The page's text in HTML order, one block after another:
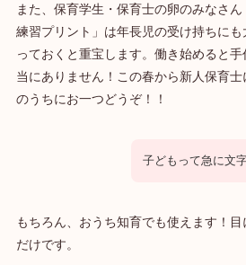
また、保育学生・保育士の卵のみなさ
練習プリント」は年長児の受け持ちに
っておくと重宝します。働き始めると
当にありません！この春から新人保育
のうちにお一つどうぞ！！
子どもって急に文
もちろん、おうち知育でも使えます！目
だけです。